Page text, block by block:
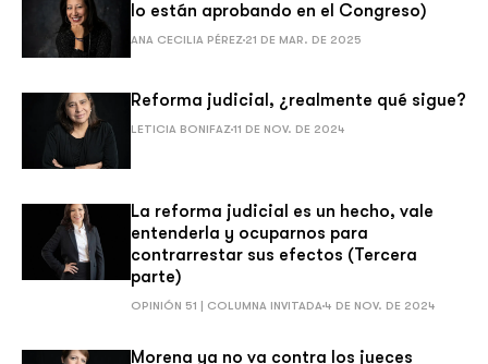
lo están aprobando en el Congreso)
ANA CECILIA PÉREZ 21 DE MAR. DE 2025
Reforma judicial, ¿realmente qué sigue?
LETICIA BONIFAZ11 DE NOV. DE 2024
La reforma judicial es un hecho, vale
entenderla y ocuparnos para
contrarrestar sus efectos (Tercera
parte)
OPINIÓN 51 | COLUMNA INVITADA 4 DE NOV. DE 2024
Morena ya no va contra los jueces